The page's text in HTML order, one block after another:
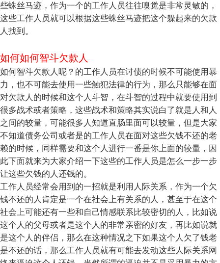
些蛛丝马迹，作为一个的工作人员往往嗅觉是非常灵敏的，
这些工作人员就可以根据这些蛛丝马迹把这个躲起来的欠款
人找到。
如何如何智斗欠款人
如何智斗欠款人呢？的工作人员在讨债的时候不可能使用暴
力，也不可能去使用一些触犯法律的行为，那么只能够在面
对欠款人的时候和这个人斗智，在斗智的过程中就要使用到
很多战术或者策略，这些战术和策略其实说白了就是人和人
之间的较量，可能很多人知道直肠里面可以较量，但是大家
不知道债务公司或者是的工作人员在面对这些欠钱不还的老
赖的时候，同样需要和这个人进行一番是你上面的较量，因
此下面就来为大家介绍一下这些的工作人员是怎么一步一步
让这些欠钱的人还钱的。
工作人员经常会用到的一招就是利用人际关系，作为一个欠
钱不还的人肯定是一个在社会上有关系的人，甚至于在这个
社会上可能还有一些和自己情感联系比较密切的人，比如说
这个人的父母或者是这个人的非常亲密的好友，再比如说就
是这个人的伴侣，那么在这种情况之下如果这个人欠了钱老
是不还的话，那么工作人员就有可能去发动这些人际关系网